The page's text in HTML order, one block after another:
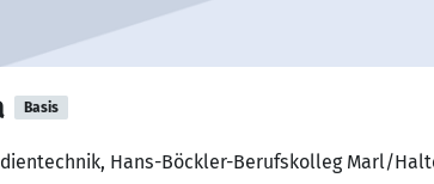
Basis
Hans-Böckler-Berufskolleg Marl/